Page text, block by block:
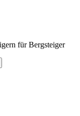
für Bergsteiger